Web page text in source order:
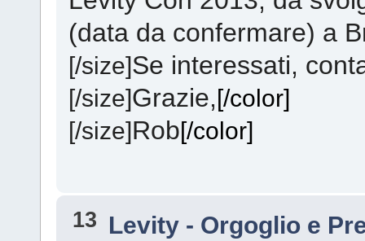
(data da confermare) a
[/size]Se interessati,
[/size]Grazie,[/color]
[/size]Rob[/color]
13 Levity - Orgoglio e